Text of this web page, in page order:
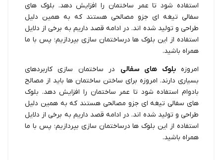
استفاده شود تا عمر ساختمان را افزایش دهد. بلوک های
سفالی تیغه ای جزو مصالحی هستند که به همین دلیل
طراحی و تولید شده اند. در ادامه قصد داریم به برخی از دلایل
استفاده از این بلوک ها درساختمان سازی بپردازیم؛ پس با ما
همراه باشید.
امروزهبلوک های سفالی
در ساختمان سازی کاربردهای
بسیاری دارند. امروزه برای ساختن ساختمان ها باید از مصالح
بادوام استفاده شود تا عمر ساختمان را افزایش دهد. بلوک
های سفالی تیغه ای جزو مصالحی هستند که به همین دلیل
طراحی و تولید شده اند. در ادامه قصد داریم به برخی از دلایل
استفاده از این بلوک ها درساختمان سازی بپردازیم؛ پس با ما
همراه باشید.